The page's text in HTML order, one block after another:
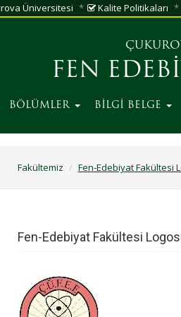
Üniversitesi Kalite Politikaları
FEN
BÖLÜMLER BİLGİ BELGE
Fakültemiz Fen-Edebiyat Fakültesi
Fen-Edebiyat Fakültesi